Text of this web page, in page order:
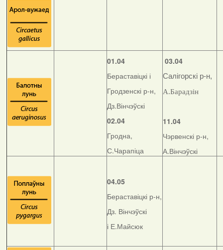
01.04
Бераставіцкі і
Гродзенскі р-н,
Дз.Вінчэўскі
02.04
Гродна,
С.Чарапіца
03.04
Салігорскі р-н,
А.Барадзін
11.04
Чэрвенскі р-н,
А.Вінчэўскі
04.05
Бераставіцкі р-н,
Дз. Вінчэўскі
і Е.Майсюк